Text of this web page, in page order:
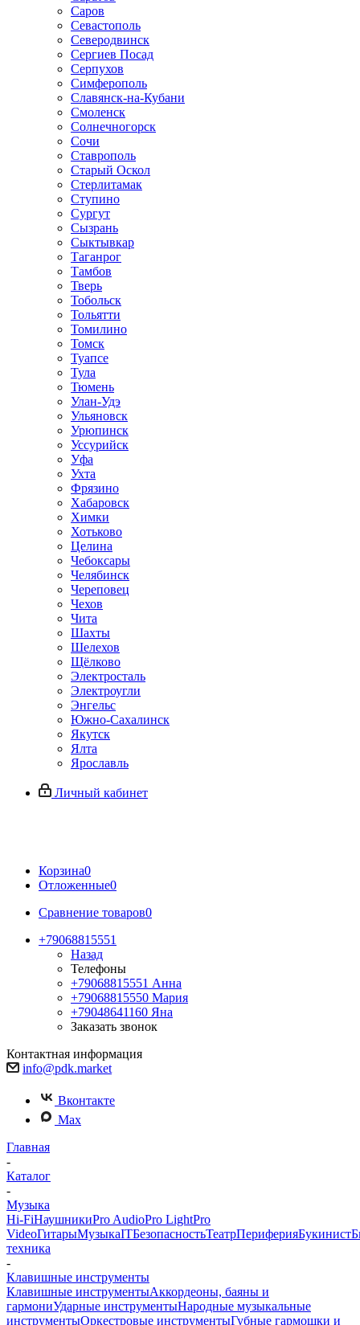
Саров
Севастополь
Северодвинск
Сергиев Посад
Серпухов
Симферополь
Славянск-на-Кубани
Смоленск
Солнечногорск
Сочи
Ставрополь
Старый Оскол
Стерлитамак
Ступино
Сургут
Сызрань
Сыктывкар
Таганрог
Тамбов
Тверь
Тобольск
Тольятти
Томилино
Томск
Туапсе
Тула
Тюмень
Улан-Удэ
Ульяновск
Урюпинск
Уссурийск
Уфа
Ухта
Фрязино
Хабаровск
Химки
Хотьково
Целина
Чебоксары
Челябинск
Череповец
Чехов
Чита
Шахты
Шелехов
Щёлково
Электросталь
Электроугли
Энгельс
Южно-Сахалинск
Якутск
Ялта
Ярославль
Личный кабинет
Корзина0
Отложенные0
Сравнение товаров0
+79068815551
Назад
Телефоны
+79068815551 Анна
+79068815550 Мария
+79048641160 Яна
Заказать звонок
Контактная информация
info@pdk.market
Вконтакте
Max
Главная
-
Каталог
-
Музыка
Hi-FiНаушникиPro AudioPro LightPro
VideoГитарыМузыкаITБезопасностьТеатрПериферияБукинист
техника
-
Клавишные инструменты
Клавишные инструментыАккордеоны, баяны и
гармониУдарные инструментыНародные музыкальные
инструментыОркестровые инструментыГубные гармошки и